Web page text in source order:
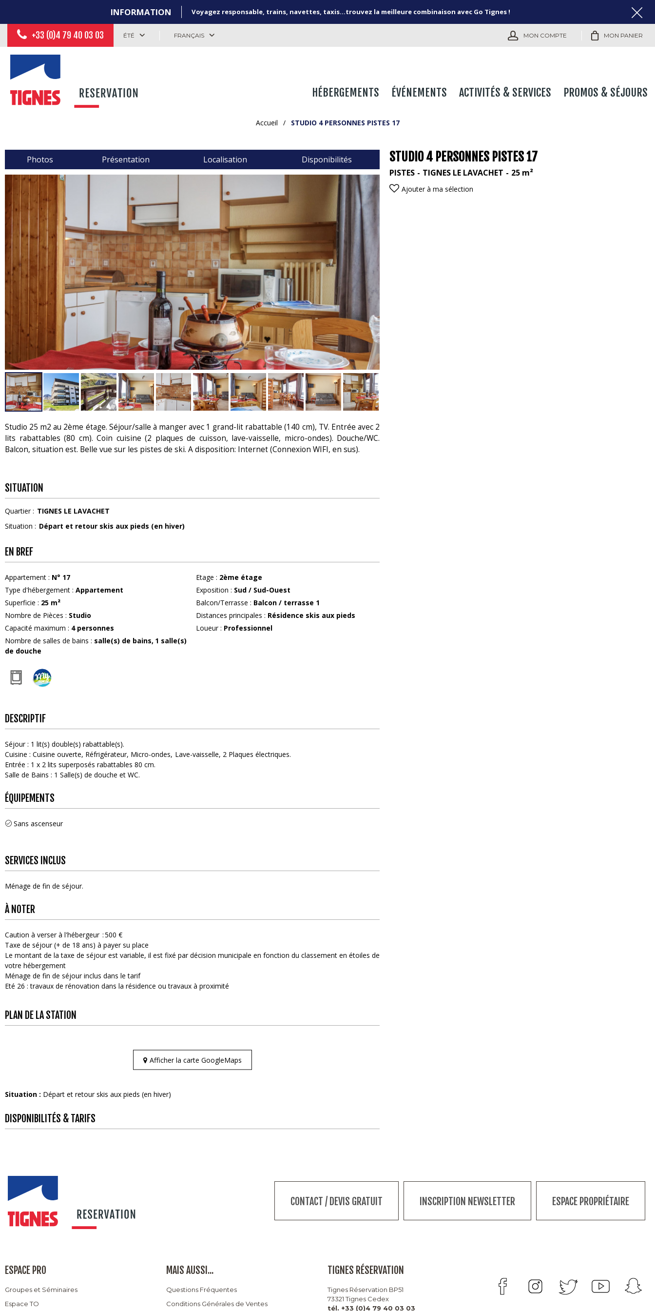
INFORMATION Voyagez responsable, trains, navettes, taxis...trouvez la meilleure combinaison avec Go Tignes !
+33 (0)4 79 40 03 03 ÉTÉ FRANÇAIS MON COMPTE MON PANIER
HÉBERGEMENTS ÉVÉNEMENTS ACTIVITÉS & SERVICES PROMOS & SÉJOURS
Accueil / STUDIO 4 PERSONNES PISTES 17
Photos Présentation Localisation Disponibilités STUDIO 4 PERSONNES PISTES 17
PISTES TIGNES LE LAVACHET 25 m²
Ajouter à ma sélection
Studio 25 m2 au 2ème étage. Séjour/salle à manger avec 1 grand-lit rabattable (140 cm), TV. Entrée avec 2
lits rabattables (80 cm). Coin cuisine (2 plaques de cuisson, lave-vaisselle, micro-ondes). Douche/WC.
Balcon, situation est. Belle vue sur les pistes de ski. A disposition: Internet (Connexion WIFI, en sus).
SITUATION
Quartier : TIGNES LE LAVACHET
Situation : Départ et retour skis aux pieds (en hiver)
EN BREF
Appartement : N° 17
Type d'hébergement : Appartement
Superficie : 25 m²
Nombre de Pièces : Studio
Capacité maximum : 4 personnes
Nombre de salles de bains : salle(s) de bains 1 salle(s)
de douche
Etage : 2ème étage
Exposition : Sud / Sud-Ouest
Balcon/Terrasse : Balcon / terrasse 1
Distances principales : Résidence skis aux pieds
Loueur: Professionnel
DESCRIPTIF
Séjour: 1 lit(s) double(s) rabattable(s)
Cuisine : Cuisine ouverte Réfrigérateur Micro-ondes Lave-vaisselle 2 Plaques électriques
Entrée : 1 x 2 lits superposés rabattables 80 cm
Salle de Bains : 1 Salle(s) de douche et WC
ÉQUIPEMENTS
Sans ascenseur
SERVICES INCLUS
Ménage de fin de séjour
À NOTER
Caution à verser à l'hébergeur 500 €
Taxe de séjour (+ de 18 ans) à payer su place
Le montant de la taxe de séjour est variable, il est fixé par décision municipale en fonction du classement en étoiles de
votre hébergement
Ménage de fin de séjour inclus dans le tarif
Eté 26 : travaux de rénovation dans la résidence ou travaux à proximité
PLAN DE LA STATION
Afficher la carte GoogleMaps
Situation : Départ et retour skis aux pieds (en hiver)
DISPONIBILITÉS & TARIFS
CONTACT / DEVIS GRATUIT INSCRIPTION NEWSLETTER ESPACE PROPRIÉTAIRE
ESPACE PRO
Groupes et Séminaires
Espace TO
MAIS AUSSI...
Questions Fréquentes
Conditions Générales de Ventes
TIGNES RÉSERVATION
Tignes Réservation BP51
73321 Tignes Cedex
tél. +33 (0)4 79 40 03 03